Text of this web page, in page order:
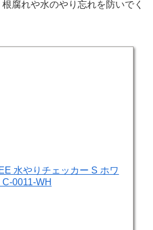
腐れや水のやり忘れを防いでく
水やりチェッカー S ホワ
C-0011-WH